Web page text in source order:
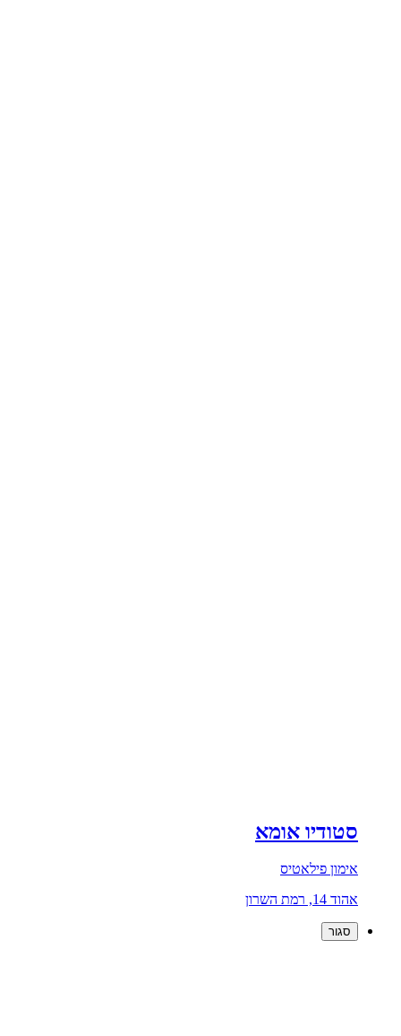
סטודיו אומא
אימון פילאטיס
אהוד 14, רמת השרון
סגור